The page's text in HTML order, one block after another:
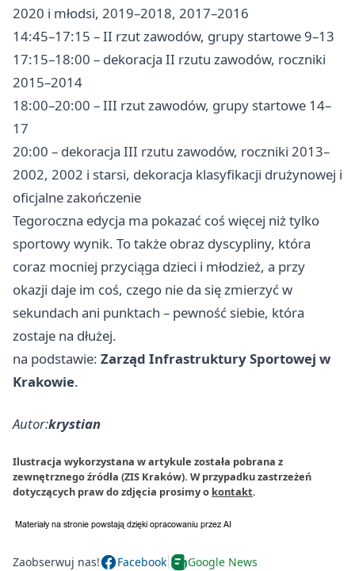
2020 i młodsi, 2019–2018, 2017–2016
14:45–17:15 – II rzut zawodów, grupy startowe 9–13
17:15–18:00 – dekoracja II rzutu zawodów, roczniki
2015–2014
18:00–20:00 – III rzut zawodów, grupy startowe 14–
17
20:00 – dekoracja III rzutu zawodów, roczniki 2013–
2002, 2002 i starsi, dekoracja klasyfikacji drużynowej i
oficjalne zakończenie
Tegoroczna edycja ma pokazać coś więcej niż tylko
sportowy wynik. To także obraz dyscypliny, która
coraz mocniej przyciąga dzieci i młodzież, a przy
okazji daje im coś, czego nie da się zmierzyć w
sekundach ani punktach – pewność siebie, która
zostaje na dłużej.
na podstawie: Zarząd Infrastruktury Sportowej w
Krakowie.
Autor:krystian
Ilustracja wykorzystana w artykule została pobrana z
zewnętrznego źródła (ZIS Kraków). W przypadku zastrzeżeń
dotyczących praw do zdjęcia prosimy o kontakt.
Zaobserwuj nas! Facebook Google News